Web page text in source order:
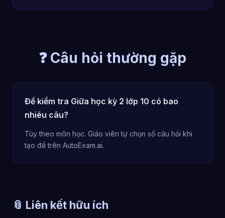
❓ Câu hỏi thường gặp
Đề kiểm tra Giữa học kỳ 2 lớp 10 có bao
nhiêu câu?
Tùy theo môn học. Giáo viên tự chọn số câu hỏi khi
tạo đề trên AutoExam.ai.
📎 Liên kết hữu ích